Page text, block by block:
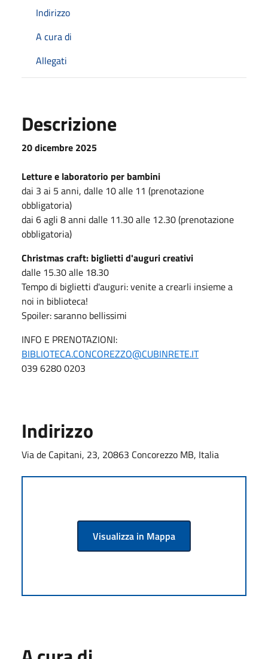
Indirizzo
A cura di
Allegati
Descrizione
20 dicembre 2025
Letture e laboratorio per bambini
dai 3 ai 5 anni, dalle 10 alle 11 (prenotazione
obbligatoria)
dai 6 agli 8 anni dalle 11.30 alle 12.30 (prenotazione
obbligatoria)
Christmas craft: biglietti d'auguri creativi
dalle 15.30 alle 18.30
Tempo di biglietti d'auguri: venite a crearli insieme a
noi in biblioteca!
Spoiler: saranno bellissimi
INFO E PRENOTAZIONI:
BIBLIOTECA.CONCOREZZO@CUBINRETE.IT
039 6280 0203
Indirizzo
Via de Capitani, 23, 20863 Concorezzo MB, Italia
Visualizza in Mappa